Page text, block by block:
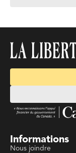
Informations
Nous joindre